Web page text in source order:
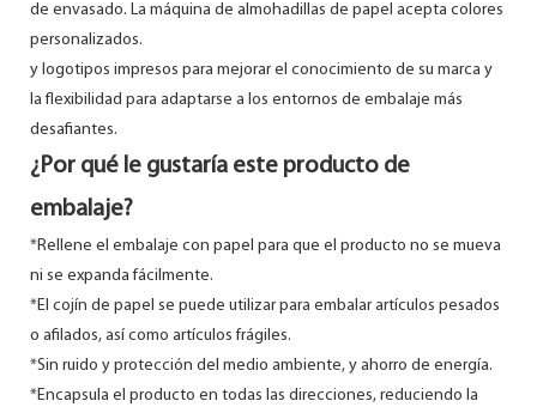
de envasado. La máquina de almohadillas de papel acepta colores
personalizados.
y logotipos impresos para mejorar el conocimiento de su marca y
la flexibilidad para adaptarse a los entornos de embalaje más
desafiantes.
¿Por qué le gustaría este producto de
embalaje?
*Rellene el embalaje con papel para que el producto no se mueva
ni se expanda fácilmente.
*El cojín de papel se puede utilizar para embalar artículos pesados ​​
o afilados, así como artículos frágiles.
*Sin ruido y protección del medio ambiente, y ahorro de energía.
*Encapsula el producto en todas las direcciones, reduciendo la